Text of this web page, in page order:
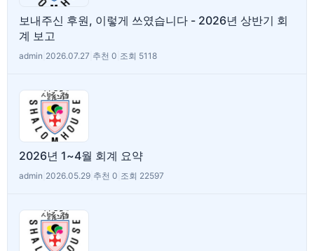
보내주신 후원, 이렇게 쓰였습니다 - 2026년 상반기 회
계 보고
admin 2026.07.27 추천 0 조회 5118
2026년 1~4월 회계 요약
admin 2026.05.29 추천 0 조회 22597